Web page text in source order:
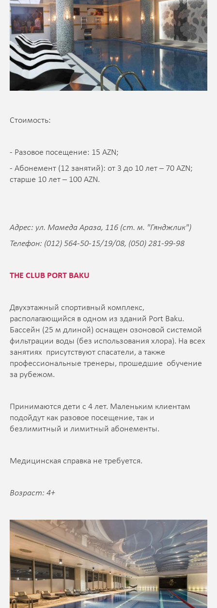
Стоимость:
- Разовое посещение: 15 AZN;
- Абонемент (12 занятий): от 3 до 10 лет – 70 AZN;
старше 10 лет – 100 AZN.
Адрес: ул. Мамеда Араза, 116 (ст. м. "Гянджлик")
Телефон: (012) 564-50-15/19/08, (050) 281-99-98
THE CLUB PORT BAKU
Двухэтажный спортивный комплекс,
располагающийся в одном из зданий Port Baku.
Бассейн (25 м длиной) оснащен озоновой системой
фильтрации воды (без использования хлора). На всех
занятиях присутствуют спасатели, а также
профессиональные тренеры, прошедшие обучение
за рубежом.
Принимаются дети с 4 лет. Маленьким клиентам
подойдут как разовое посещение, так и
безлимитный и лимитный абонементы.
Медицинская справка не требуется.
Возраст: 4+